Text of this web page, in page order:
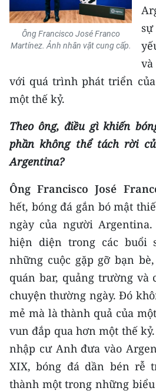
Ông Francisco José Franco
Martínez. Ảnh nhân vật cung cấp.
với quá trình phát triển
một thế kỷ.
Theo ông, điều gì khiến
phần không thể tách rời
Argentina?
Ông Francisco José
hết, bóng đá gắn bó mật
ngày của người
hiện diện trong các buổi
những cuộc gặp gỡ bạn
quán bar, quảng trường và
chuyện thường ngày. Đó
mẻ mà là thành quả của
vun đắp qua hơn một thế
nhập cư Anh đưa vào
XIX, bóng đá dần bén rễ
thành một trong những